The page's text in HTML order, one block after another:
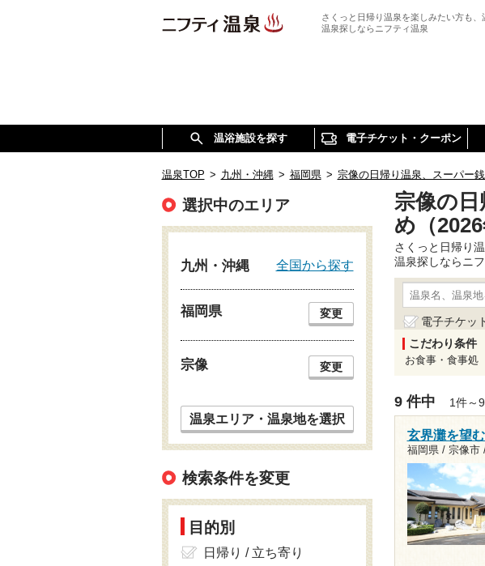
さくっと日帰り温泉を楽しみたい方も
温泉探しならニフティ温泉
温浴施設を探す 電子チケット・クーポン
温泉TOP > 九州・沖縄 > 福岡県 > 宗像の日帰り温泉、スーパー
宗像の
め（2026
さくっと日帰り
温泉探しならニ
電子チケッ
こだわり条件
お食事・食事処
9 件中 1件～
玄界灘を望
福岡県 / 宗像市
選択中のエリア
九州・沖縄 全国から探す
福岡県 変更
宗像 変更
温泉エリア・温泉地を選択
検索条件を変更
目的別
日帰り / 立ち寄り